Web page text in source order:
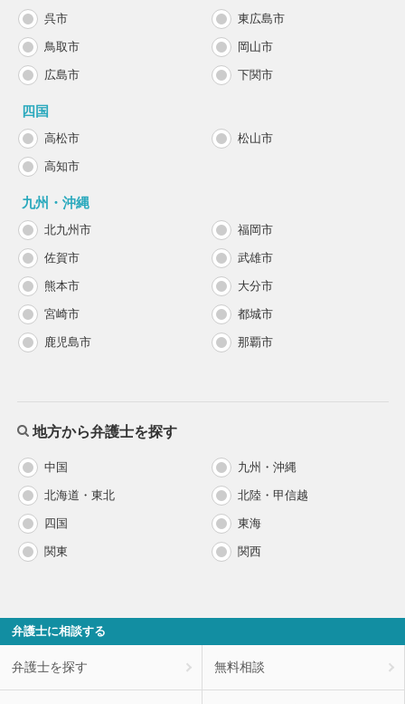
呉市 東広島市
鳥取市 岡山市
広島市 下関市
四国
高松市 松山市
高知市
九州・沖縄
北九州市 福岡市
佐賀市 武雄市
熊本市 大分市
宮崎市 都城市
鹿児島市 那覇市
地方から弁護士を探す
中国 九州・沖縄
北海道・東北 北陸・甲信越
四国 東海
関東 関西
弁護士に相談する
弁護士を探す 無料相談